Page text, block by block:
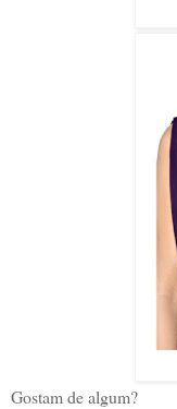
Gostam de algum?